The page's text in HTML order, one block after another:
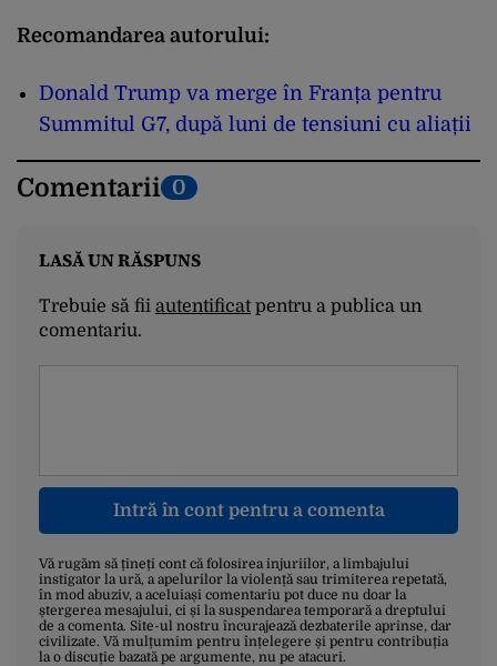
Recomandarea autorului:
Donald Trump va merge în Franța pentru
Summitul G7, după luni de tensiuni cu aliații
Comentarii 0
LASĂ UN RĂSPUNS
Trebuie să fii autentificatpentru a publica un
comentariu.
Intră în cont pentru a comenta
Vă rugăm să țineți cont că folosirea injuriilor, a limbajului
instigator la ură, a apelurilor la violență sau trimiterea repetată,
în mod abuziv, a aceluiași comentariu pot duce nu doar la
ștergerea mesajului, ci și la suspendarea temporară a dreptului
de a comenta. Site-ul nostru încurajează dezbaterile aprinse, dar
civilizate. Vă mulțumim pentru înțelegere și pentru contribuția
la o discuție bazată pe argumente, nu pe atacuri.